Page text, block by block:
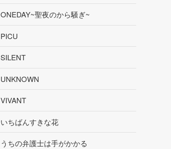
ONEDAY~聖夜のから騒ぎ~
PICU
SILENT
UNKNOWN
VIVANT
いちばんすきな花
うちの弁護士は手がかかる